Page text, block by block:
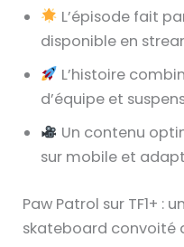
L’épisode fait
disponible en
L’histoire
d’équipe et
Un contenu
sur mobile et
Paw Patrol sur TF1+ :
skateboard convoité